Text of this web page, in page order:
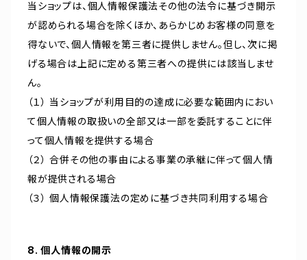
当ショップは、個人情報保護法その他の法令に基づき開示
が認められる場合を除くほか、あらかじめお客様の同意を
得ないで、個人情報を第三者に提供しません。但し、次に掲
げる場合は上記に定める第三者への提供には該当しませ
ん。
（１） 当ショップが利用目的の達成に必要な範囲内におい
て個人情報の取扱いの全部又は一部を委託することに伴
って個人情報を提供する場合
（２） 合併その他の事由による事業の承継に伴って個人情
報が提供される場合
（３） 個人情報保護法の定めに基づき共同利用する場合
8. 個人情報の開示